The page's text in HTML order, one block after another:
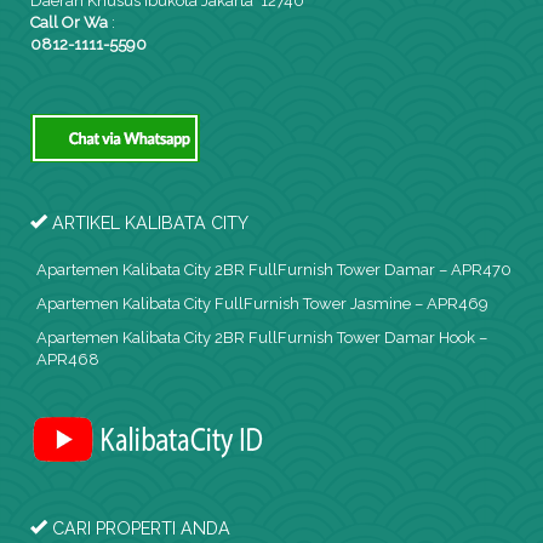
Call Or Wa :
0812-1111-5590
ARTIKEL KALIBATA CITY
Apartemen Kalibata City 2BR FullFurnish Tower Damar – APR470
Apartemen Kalibata City FullFurnish Tower Jasmine – APR469
Apartemen Kalibata City 2BR FullFurnish Tower Damar Hook –
APR468
CARI PROPERTI ANDA